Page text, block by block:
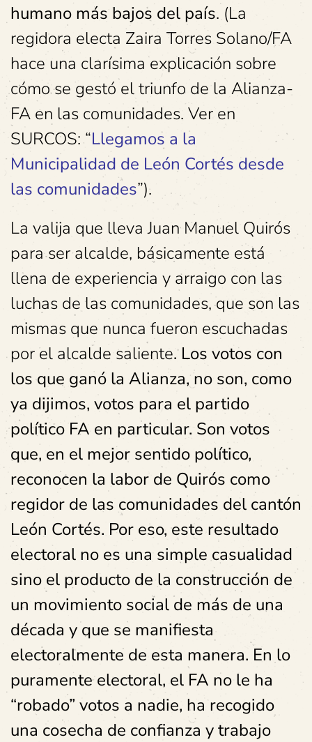
humano más bajos del país. (La
regidora electa Zaira Torres Solano/FA
hace una clarísima explicación sobre
cómo se gestó el triunfo de la Alianza-
FA en las comunidades. Ver en
SURCOS: “Llegamos a la
Municipalidad de León Cortés desde
las comunidades”).
La valija que lleva Juan Manuel Quirós
para ser alcalde, básicamente está
llena de experiencia y arraigo con las
luchas de las comunidades, que son las
mismas que nunca fueron escuchadas
por el alcalde saliente. Los votos con
los que ganó la Alianza, no son, como
ya dijimos, votos para el partido
político FA en particular. Son votos
que, en el mejor sentido político,
reconocen la labor de Quirós como
regidor de las comunidades del cantón
León Cortés. Por eso, este resultado
electoral no es una simple casualidad
sino el producto de la construcción de
un movimiento social de más de una
década y que se manifiesta
electoralmente de esta manera. En lo
puramente electoral, el FA no le ha
“robado” votos a nadie, ha recogido
una cosecha de confianza y trabajo